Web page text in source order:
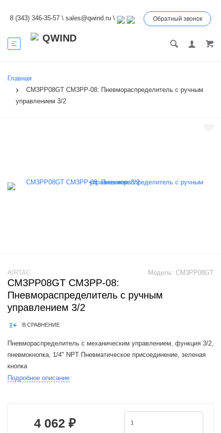
8 (343) 346-35-57 \ sales@qwind.ru \ Обратный звонок
Главная
CM3PP08GT CM3PP-08: Пневмораспределитель с ручным
управлением 3/2
Модель: CM3PP08GT
AIRTAC
CM3PP08GT CM3PP-08:
Пневмораспределитель с ручным
управлением 3/2
В СРАВНЕНИЕ
Пневмораспределитель с механическим управлением, функция 3/2,
пневмокнопка, 1/4" NPT Пневматическое присоединение, зеленая
кнопка
Подробное описание
4 062 ₽